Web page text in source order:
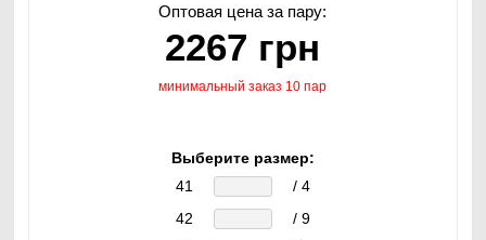
Оптовая цена за пару:
2267 грн
минимальный заказ 10 пар
Выберите размер:
41
/ 4
42
/ 9